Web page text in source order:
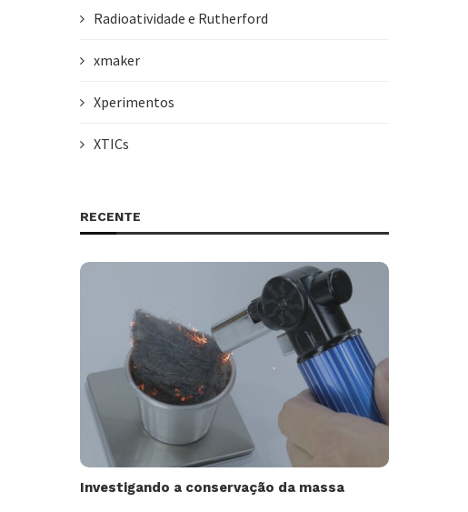
Radioatividade e Rutherford
xmaker
Xperimentos
XTICs
RECENTE
Investigando a conservação da massa